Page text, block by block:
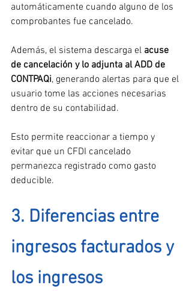
automáticamente cuando alguno de los
comprobantes fue cancelado.
Además, el sistema descarga el acuse
de cancelación y lo adjunta al ADD de
CONTPAQi, generando alertas para que el
usuario tome las acciones necesarias
dentro de su contabilidad.
Esto permite reaccionar a tiempo y
evitar que un CFDI cancelado
permanezca registrado como gasto
deducible.
3. Diferencias entre
ingresos facturados y
los ingresos